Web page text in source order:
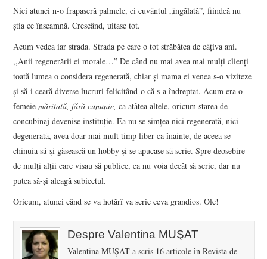
Nici atunci n-o frapaseră palmele, ci cuvântul „îngălată”, fiindcă nu
ştia ce înseamnă. Crescând, uitase tot.
Acum vedea iar strada. Strada pe care o tot străbătea de câţiva ani.
,,Anii regenerării ei morale…” De când nu mai avea mai mulţi clienţi
toată lumea o considera regenerată, chiar şi mama ei venea s-o viziteze
şi să-i ceară diverse lucruri felicitând-o că s-a îndreptat. Acum era o
femeiemăritată, fără cununie, ca atâtea altele, oricum starea de
concubinaj devenise instituţie. Ea nu se simţea nici regenerată, nici
degenerată, avea doar mai mult timp liber ca înainte, de aceea se
chinuia să-şi găsească un hobby şi se apucase să scrie. Spre deosebire
de mulţi alţii care visau să publice, ea nu voia decât să scrie, dar nu
putea să-şi aleagă subiectul.
Oricum, atunci când se va hotărî va scrie ceva grandios. Ole!
Despre Valentina MUŞAT
Valentina MUŞAT a scris 16 articole în Revista de